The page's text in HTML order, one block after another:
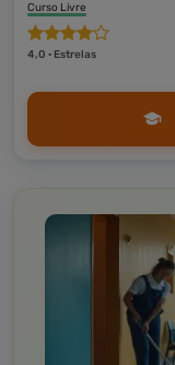
Curso Livre
4,0 · Estrelas